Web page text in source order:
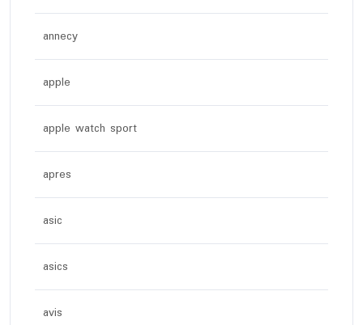
annecy
apple
apple watch sport
apres
asic
asics
avis